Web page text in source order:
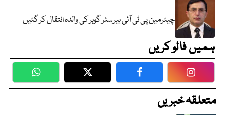
چیئرمین پی ٹی آئی بیرسٹر گوہر کی والدہ انتقال کر گئیں
ہمیں فالو کریں
WhatsApp Twitter Facebook
متعلقہ خبریں